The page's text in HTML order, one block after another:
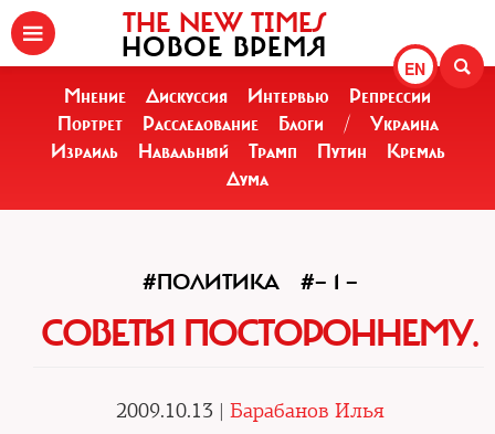
EN
THE NEW TIMES
НОВОЕ ВРЕМЯ
Мнение Дискуссия Интервью
Репрессии
Портрет
Расследование Блоги /
Украина
Израиль
Навальный Трамп Путин
Кремль
Дума
#ПОЛИТИКА #— 1 —
СОВЕТЫ ПОСТОРОННЕМУ.
2009.10.13 | Барабанов Илья